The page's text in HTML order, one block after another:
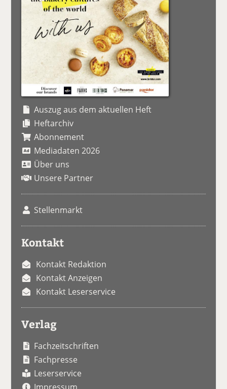
Auszug aus dem aktuellen Heft
Heftarchiv
Abonnement
Mediadaten 2026
Über uns
Unsere Partner
Stellenmarkt
Kontakt
Kontakt Redaktion
Kontakt Anzeigen
Kontakt Leserservice
Verlag
Fachzeitschriften
Fachpresse
Leserservice